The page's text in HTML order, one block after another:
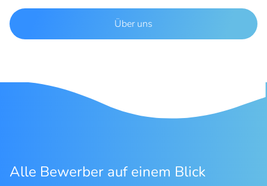
Über uns
Alle Bewerber auf einem Blick